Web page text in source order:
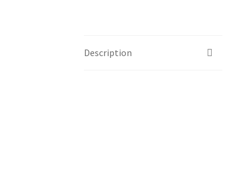
Description